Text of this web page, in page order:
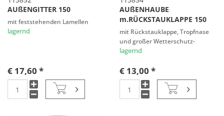
AUßENGITTER 150
mit feststehenden Lamellen
lagernd
€ 17,60 *
AUßENHAUBE
m.RÜCKSTAUKLAPPE 150
mit Rückstauklappe, Tropfnase
und großer Wetterschutz-
Vorsatzhaube
lagernd
€ 13,00 *